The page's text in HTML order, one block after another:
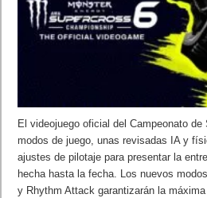
El videojuego oficial del Campeonato
modos de juego, unas revisadas IA y
ajustes de pilotaje para presentar la
hecha hasta la fecha. Los nuevos
y Rhythm Attack garantizarán la